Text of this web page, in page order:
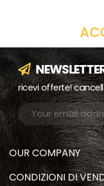
ricevi offerte!
OUR COMPANY
CONDIZIONI DI